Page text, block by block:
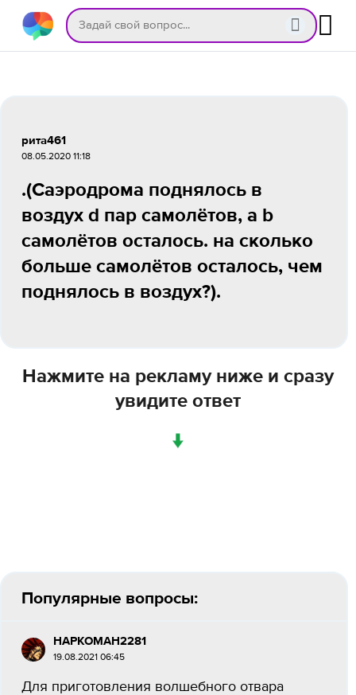
рита461
08.05.2020 11:18
.(Саэродрома поднялось в
воздух d пар самолётов, а b
самолётов осталось. на сколько
больше самолётов осталось, чем
поднялось в воздух?).
Нажмите на рекламу ниже и сразу
увидите ответ
↓
Популярные вопросы:
HAPKOMAH2281
19.08.2021 06:45
Для приготовления волшебного отвара